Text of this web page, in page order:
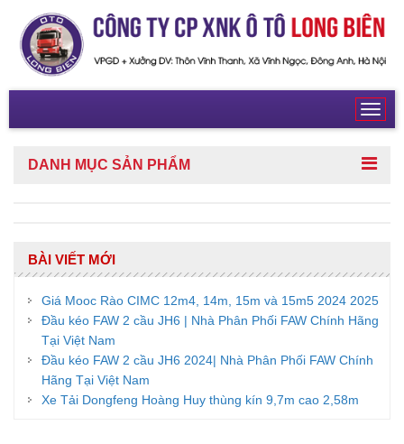
DANH MỤC SẢN PHẨM
BÀI VIẾT MỚI
Giá Mooc Rào CIMC 12m4, 14m, 15m và 15m5 2024 2025
Đầu kéo FAW 2 cầu JH6 | Nhà Phân Phối FAW Chính Hãng
Tại Việt Nam
Đầu kéo FAW 2 cầu JH6 2024| Nhà Phân Phối FAW Chính
Hãng Tại Việt Nam
Xe Tải Dongfeng Hoàng Huy thùng kín 9,7m cao 2,58m